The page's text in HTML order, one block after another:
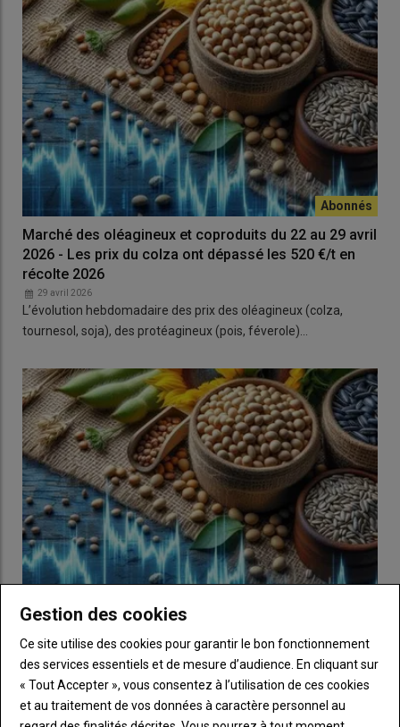
Marché des oléagineux et coproduits du 22 au 29 avril
2026 - Les prix du colza ont dépassé les 520 €/t en
récolte 2026
29 avril 2026
L’évolution hebdomadaire des prix des oléagineux (colza,
tournesol, soja), des protéagineux (pois, féverole)…
2026 - Les prix du colza ont progressé dans le sillage
du pétrole
22 avril 2026
L’évolution hebdomadaire des prix des oléagineux (colza,
Gestion des cookies
Ce site utilise des cookies pour garantir le bon fonctionnement
des services essentiels et de mesure d’audience. En cliquant sur
« Tout Accepter », vous consentez à l’utilisation de ces cookies
et au traitement de vos données à caractère personnel au